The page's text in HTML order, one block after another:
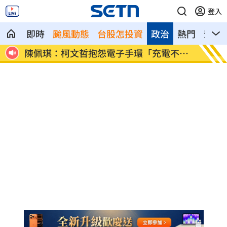
登入
即時 颱風動態 台股怎投資 熱門 影音
政治
安
陳佩琪：柯文哲抱怨電子手環「充電不
便」
富邦
湯